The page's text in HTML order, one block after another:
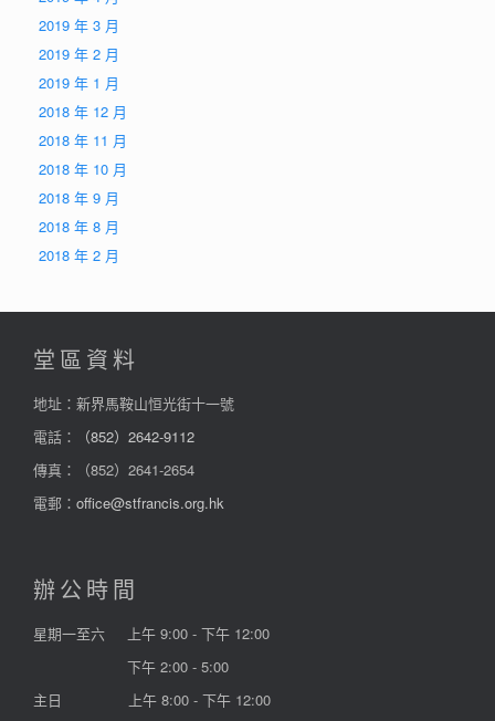
2019 年 3 月
2019 年 2 月
2019 年 1 月
2018 年 12 月
2018 年 11 月
2018 年 10 月
2018 年 9 月
2018 年 8 月
2018 年 2 月
堂區資料
地址：新界馬鞍山恒光街十一號
電話：
（852）2642-9112
傳真：（852）2641-2654
電郵： office@stfrancis.org.hk
辦公時間
星期一至六
上午 9:00 - 下午 12:00
下午 2:00 - 5:00
主日
上午 8:00 - 下午 12:00